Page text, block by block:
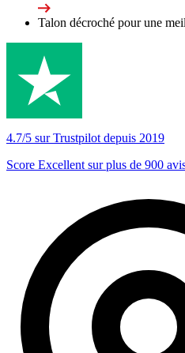
Talon décroché pour une
4.7/5 sur Trustpilot depuis 2019
Score Excellent sur plus de 900